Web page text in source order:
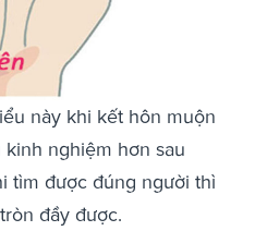
này khi kết hôn muộn
nghiệm hơn sau
tìm được đúng người thì
đầy được.